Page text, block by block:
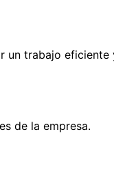
un trabajo eficiente
de la empresa.